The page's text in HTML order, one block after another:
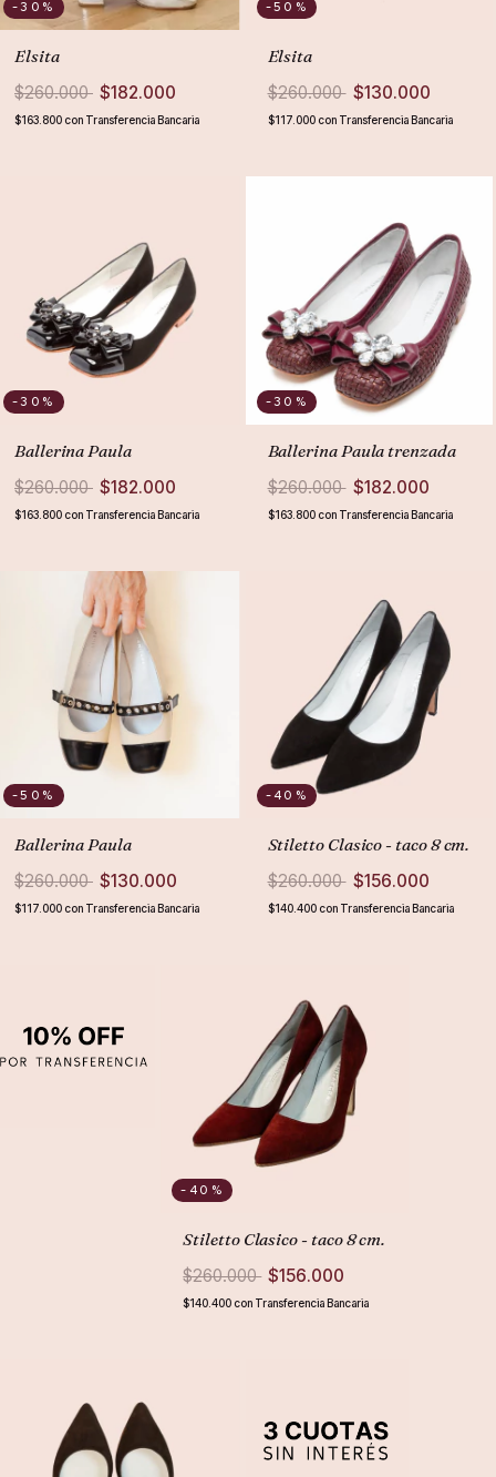
-30 %
Elsita
$260.000 $182.000
$163.800 con Transferencia Bancaria
-50 %
Elsita
$260.000 $130.000
$117.000 con Transferencia Bancaria
-30 %
Ballerina Paula
$260.000 $182.000
$163.800 con Transferencia Bancaria
-30 %
Ballerina Paula trenzada
$260.000 $182.000
$163.800 con Transferencia Bancaria
-50 %
Ballerina Paula
$260.000 $130.000
$117.000 con Transferencia Bancaria
-40 %
Stiletto Clasico - taco 8 cm.
$260.000 $156.000
$140.400 con Transferencia Bancaria
-40 %
Stiletto Clasico - taco 8 cm.
$260.000 $156.000
$140.400 con Transferencia Bancaria